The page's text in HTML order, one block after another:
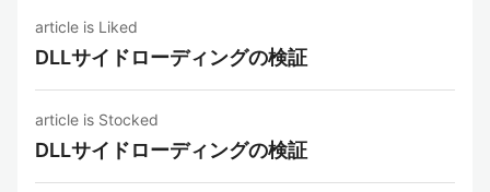
article is Liked
DLLサイドローディングの検証
article is Stocked
DLLサイドローディングの検証